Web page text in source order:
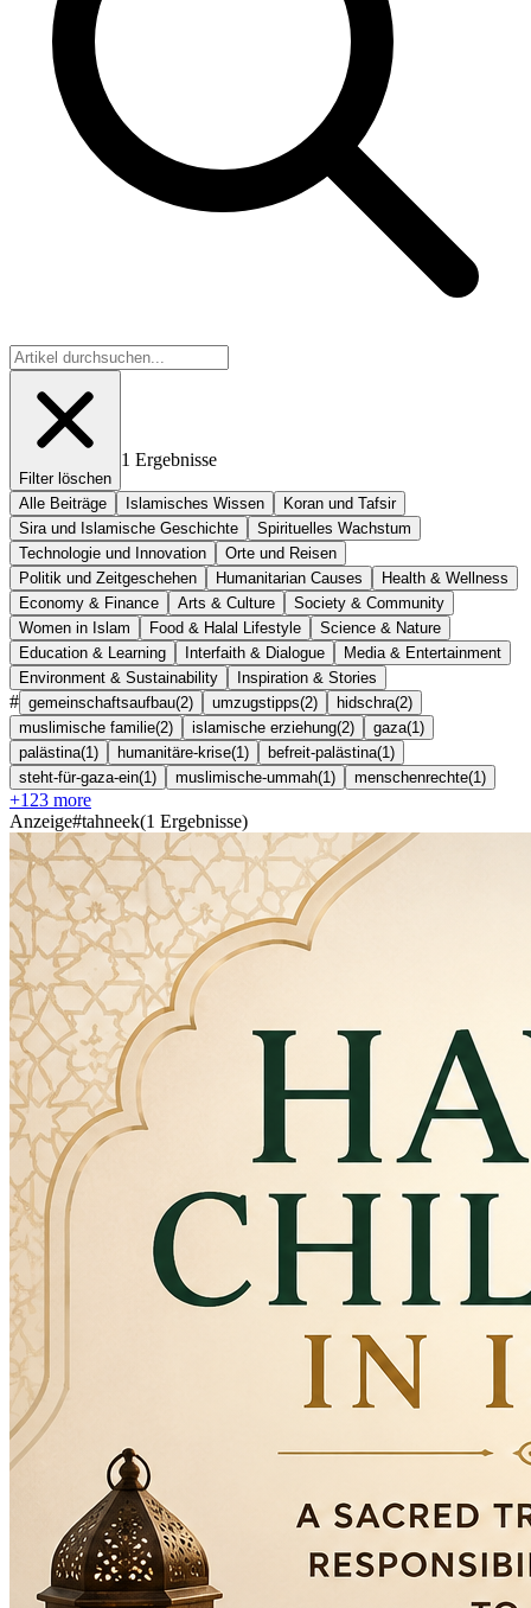
Filter löschen
1 Ergebnisse
Alle Beiträge Islamisches Wissen
Koran und Tafsir
Sira und Islamische Geschichte
Spirituelles Wachstum
Technologie und Innovation
Orte und Reisen
Politik und Zeitgeschehen
Humanitarian Causes
Health & Wellness
Economy & Finance
Arts & Culture
Society & Community
Women in Islam
Food & Halal Lifestyle
Science & Nature
Education & Learning
Interfaith & Dialogue
Media & Entertainment
Environment & Sustainability
Inspiration & Stories
# gemeinschaftsaufbau(2) umzugstipps(2) hidschra(2)
muslimische familie(2) islamische erziehung(2) gaza(1 )
palästina(1 ) humanitäre-krise(1 ) befreit-palästina(1 )
steht-für-gaza-ein(1 ) muslimische-ummah(1 ) menschenrechte(1 )
+123 more
Anzeige#tahneek(1 Ergebnisse)